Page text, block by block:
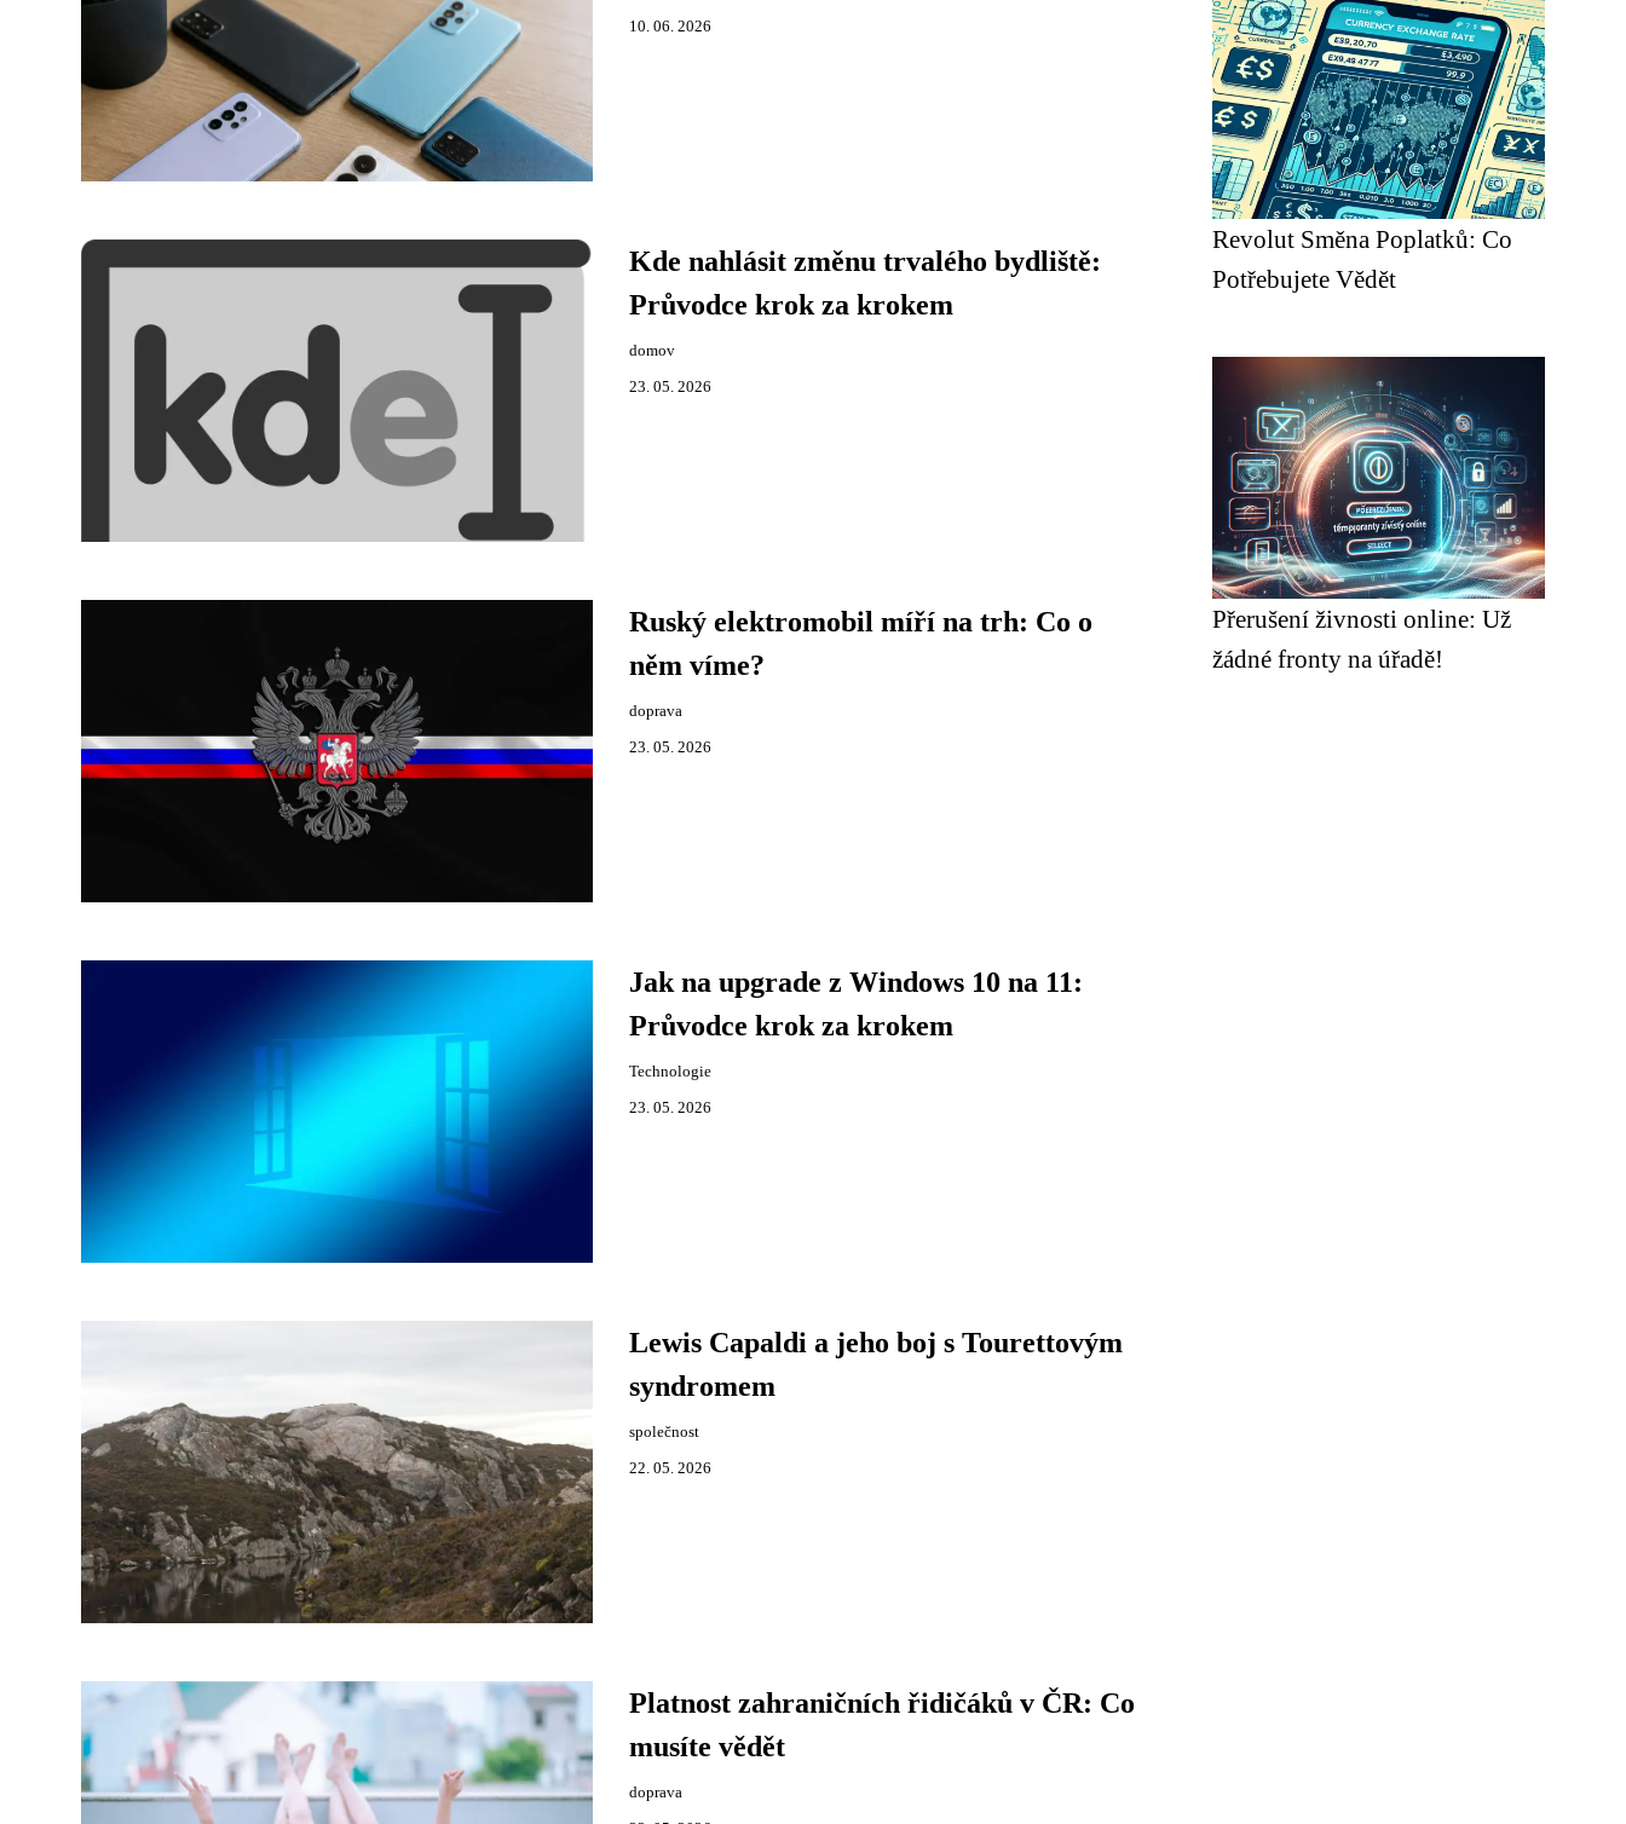
10. 06. 2026
Kde nahlásit změnu trvalého bydliště:
Průvodce krok za krokem
domov
23. 05. 2026
Ruský elektromobil míří na trh: Co o
něm víme?
doprava
23. 05. 2026
Jak na upgrade z Windows 10 na 11:
Průvodce krok za krokem
Technologie
23. 05. 2026
Lewis Capaldi a jeho boj s Tourettovým
syndromem
společnost
22. 05. 2026
Platnost zahraničních řidičáků v ČR: Co
musíte vědět
doprava
Revolut Směna Poplatků: Co
Potřebujete Vědět
Přerušení živnosti online: Už
žádné fronty na úřadě!